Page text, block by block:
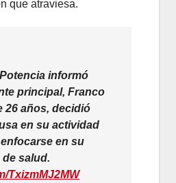
que atraviesa.
informó
principal, Franco
26 años, decidió
en su actividad
en su
salud.
TxizmMJ2MW